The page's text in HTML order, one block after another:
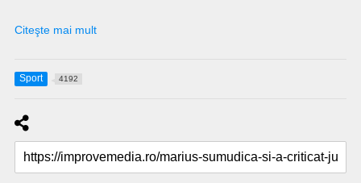
Citeşte mai mult
Sport 4192